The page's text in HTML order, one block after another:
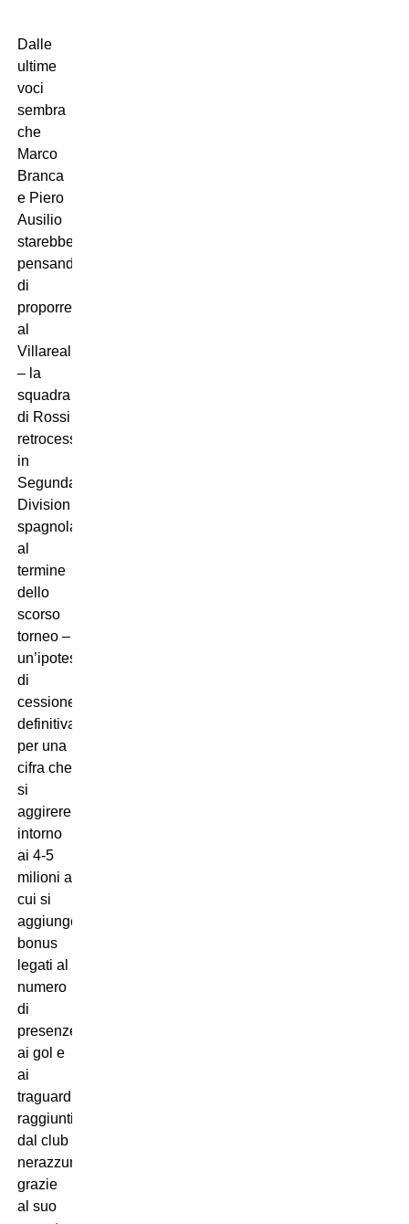
Dalle
ultime
voci
sembra
che
Marco
Branca
e Piero
Ausilio
starebbero
pensando
di
proporre
al
Villareal
– la
squadra
di Rossi
retrocessa
in
Segunda
Division
spagnola
al
termine
dello
scorso
torneo –
un’ipotesi
di
cessione
definitiva
per una
cifra che
si
aggirerebbe
intorno
ai 4-5
milioni a
cui si
aggiungerebbero
bonus
legati al
numero
di
presenze,
ai gol e
ai
traguardi
raggiunti
dal club
nerazzurro
grazie
al suo